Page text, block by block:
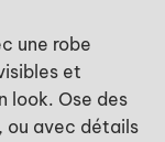
une robe
et
look. Ose des
ou avec détails